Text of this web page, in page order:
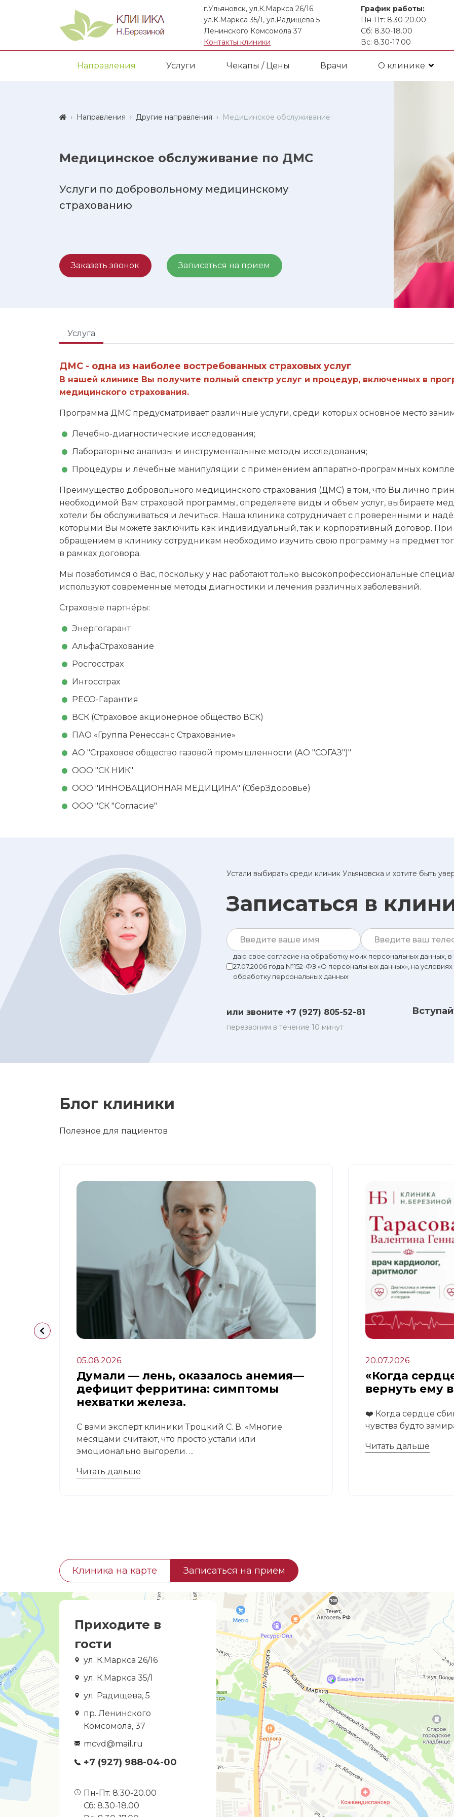
г.Ульяновск, ул.К.Маркса 26/16
ул.К.Маркса 35/1, ул.Радищева 5
Ленинского Комсомола 37
Контакты клиники
График работы:
Пн-Пт: 8.30-20.00
Сб: 8.30-18.00
Вс: 8.30-17.00
Направления Услуги Чекапы / Цены Врачи О клинике
Направления Другие направления Медицинское обслуживание по ДМС
Медицинское обслуживание по ДМС
Услуги по добровольному медицинскому
страхованию
Заказать звонок Записаться на прием
Услуга
ДМС - одна из наиболее востребованных страховых услуг
В нашей клинике Вы получите полный спектр услуг и процедур, включенных в
медицинского страхования.
Программа ДМС предусматривает различные услуги, среди которых основное место
Лечебно-диагностические исследования;
Лабораторные анализы и инструментальные методы исследования;
Процедуры и лечебные манипуляции с применением аппаратно-программных
Преимущество добровольного медицинского страхования (ДМС) в том, что Вы лично
необходимой Вам страховой программы, определяете виды и объем услуг, выбираете
хотели бы обслуживаться и лечиться. Наша клиника сотрудничает с проверенными и
которыми Вы можете заключить как индивидуальный, так и корпоративный договор.
обращением в клинику сотрудникам необходимо изучить свою программу на предмет
в рамках договора.
Мы позаботимся о Вас, поскольку у нас работают только высокопрофессиональные
используют современные методы диагностики и лечения различных заболеваний.
Страховые партнёры:
Энергогарант
АльфаСтрахование
Росгосстрах
Ингосстрах
РЕСО-Гарантия
ВСК (Страховое акционерное общество ВСК)
ПАО «Группа Ренессанс Страхование»
АО "Страховое общество газовой промышленности (АО "СОГАЗ")"
ООО "СК НИК"
ООО "ИННОВАЦИОННАЯ МЕДИЦИНА" (СберЗдоровье)
ООО "СК "Согласие"
Устали выбирать среди клиник Ульяновска и хотите быть
Записаться в
даю свое согласие на обработку моих персональных данных,
27.07.2006 года №152-ФЗ «О персональных данных», на
обработку персональных данных
или звоните +7 (927) 805-52-81
перезвоним в течение 10 минут
Блог клиники
Полезное для пациентов
05.08.2026
Думали — лень, оказалось анемия—
дефицит ферритина: симптомы
нехватки железа.
С вами эксперт клиники Троцкий С. В. «Многие
месяцами считают, что просто устали или
эмоционально выгорели. ...
Читать дальше
20.07.2026
«Когда
вернуть ему
❤️ Когда сердце
чувства будто
Читать дальше
Клиника на карте Записаться на прием
Приходите в
гости
ул. К.Маркса 26/16
ул. К.Маркса 35/1
ул. Радищева, 5
пр. Ленинского
Комсомола, 37
mcvd@mail.ru
+7 (927) 988-04-00
Пн-Пт: 8.30-20.00
Сб: 8.30-18.00